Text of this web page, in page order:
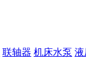
联轴器 机床水泵 液